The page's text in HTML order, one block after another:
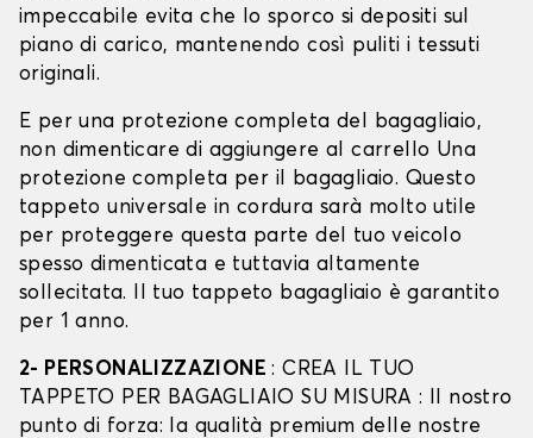
impeccabile evita che lo sporco si depositi sul
piano di carico, mantenendo così puliti i tessuti
originali.
E per una protezione completa del bagagliaio,
non dimenticare di aggiungere al carrello Una
protezione completa per il bagagliaio. Questo
tappeto universale in cordura sarà molto utile
per proteggere questa parte del tuo veicolo
spesso dimenticata e tuttavia altamente
sollecitata. Il tuo tappeto bagagliaio è garantito
per 1 anno.
2- PERSONALIZZAZIONE: CREA IL TUO
TAPPETO PER BAGAGLIAIO SU MISURA : Il nostro
punto di forza: la qualità premium delle nostre